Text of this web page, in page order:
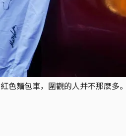
色麵包車，圍觀的人并不那麽多